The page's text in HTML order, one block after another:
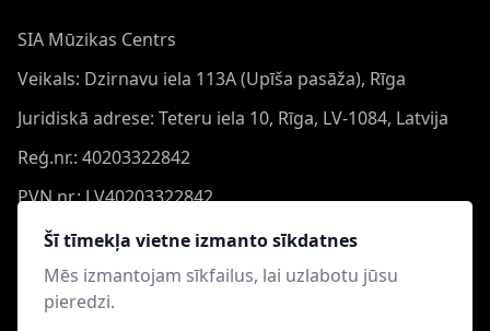
Šī tīmekļa vietne izmanto sīkdatnes
Mēs izmantojam sīkfailus, lai uzlabotu jūsu
pieredzi.
SIA Mūzikas Centrs
Veikals: Dzirnavu iela 113A (Upīša pasāža), Rīga
Juridiskā adrese: Teteru iela 10, Rīga, LV-1084, Latvija
Reģ.nr.: 40203322842
PVN nr.: LV40203322842
Banka: Swedbank AS
Konts: LV44HABA0551050864473
Swift: HABALV22